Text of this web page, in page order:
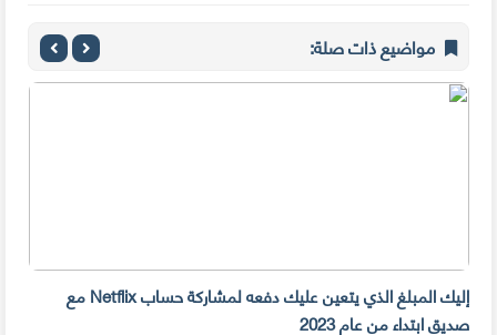
مواضيع ذات صلة:
إليك المبلغ الذي يتعين عليك دفعه لمشاركة حساب Netflix مع
صديق ابتداء من عام 2023